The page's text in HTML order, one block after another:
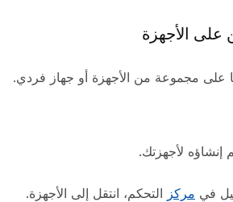
على الأجهزة
على مجموعة من الأجهزة أو جهاز فردي.
إنشاؤه لأجهزتك.
في مركز التحكم، انتقل إلى الأجهزة.